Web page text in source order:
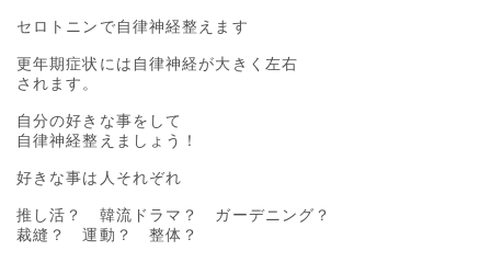
セロトニンで自律神経整えます
更年期症状には自律神経が大きく左右
されます。
自分の好きな事をして
自律神経整えましょう！
好きな事は人それぞれ
推し活？　韓流ドラマ？　ガーデニング？
裁縫？　運動？　整体？